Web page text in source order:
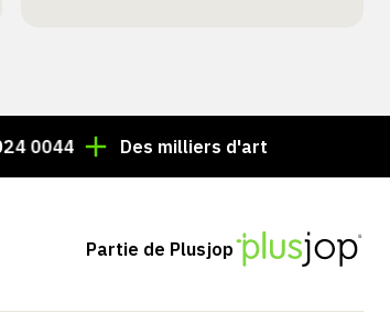
Des milliers d'articles toujours en
Partie de Plusjop